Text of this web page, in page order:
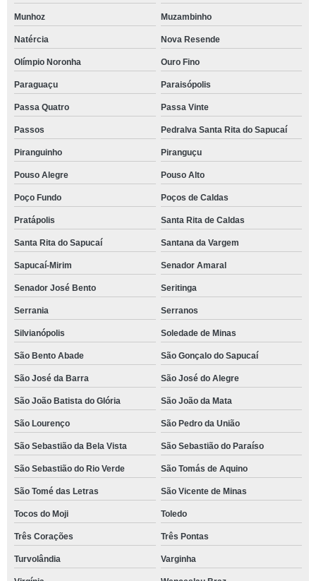
Munhoz Muzambinho
Natércia Nova Resende
Olímpio Noronha Ouro Fino
Paraguaçu Paraisópolis
Passa Quatro Passa Vinte
Passos Pedralva Santa Rita do Sapucaí
Piranguinho Piranguçu
Pouso Alegre Pouso Alto
Poço Fundo Poços de Caldas
Pratápolis Santa Rita de Caldas
Santa Rita do Sapucaí Santana da Vargem
Sapucaí-Mirim Senador Amaral
Senador José Bento Seritinga
Serrania Serranos
Silvianópolis Soledade de Minas
São Bento Abade São Gonçalo do Sapucaí
São José da Barra São José do Alegre
São João Batista do Glória São João da Mata
São Lourenço São Pedro da União
São Sebastião da Bela Vista São Sebastião do Paraíso
São Sebastião do Rio Verde São Tomás de Aquino
São Tomé das Letras São Vicente de Minas
Tocos do Moji Toledo
Três Corações Três Pontas
Turvolândia Varginha